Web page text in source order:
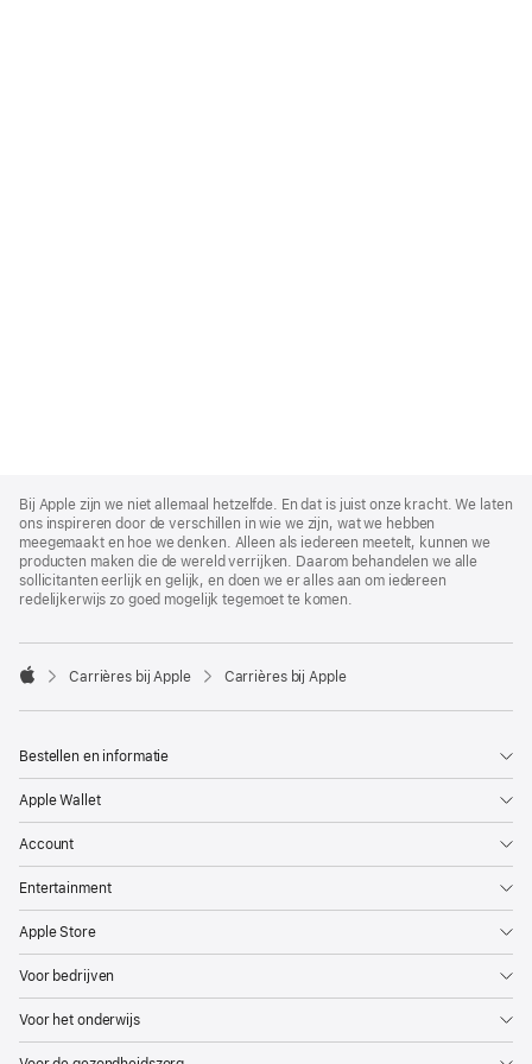
Footer
Bij Apple zijn we niet allemaal hetzelfde. En dat is juist onze kracht. We laten
ons inspireren door de verschillen in wie we zijn, wat we hebben
meegemaakt en hoe we denken. Alleen als iedereen meetelt, kunnen we
producten maken die de wereld verrijken. Daarom behandelen we alle
sollicitanten eerlijk en gelijk, en doen we er alles aan om iedereen
redelijkerwijs zo goed mogelijk tegemoet te komen.

Carrières bij Apple Carrières bij Apple
Bestellen en informatie
Apple Wallet
Account
Entertainment
Apple Store
Voor bedrijven
Voor het onderwijs